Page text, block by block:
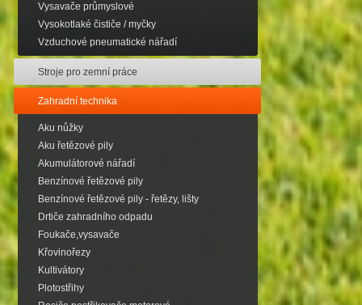
Vysavače průmyslové
Vysokotlaké čističe / myčky
Vzduchové pneumatické nářadí
Stroje pro zemní práce
Zahradní technika
Aku nůžky
Aku řetězové pily
Akumulátorové nářadí
Benzínové řetězové pily
Benzínové řetězové pily - řetězy, lišty
Drtiče zahradního odpadu
Foukače,vysavače
Křovinořezy
Kultivátory
Plotostřihy